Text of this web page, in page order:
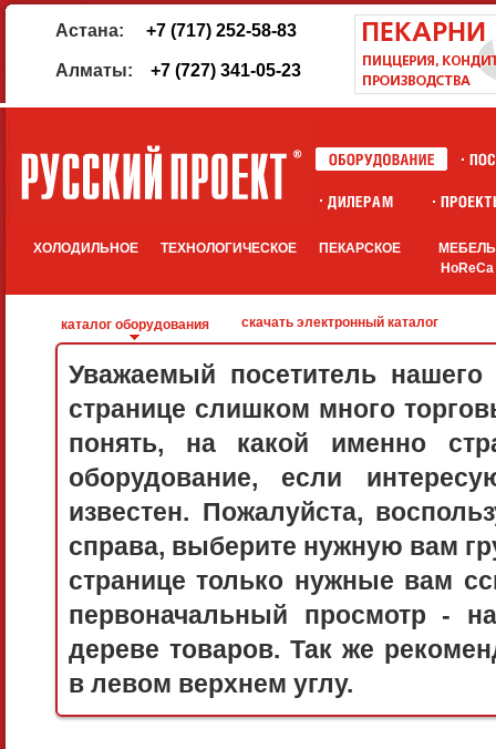
Астана: +7 (717) 252-58-83
Алматы: +7 (727) 341-05-23
ХОЛОДИЛЬНОЕ ТЕХНОЛОГИЧЕСКОЕ ПЕКАРСКОЕ
МЕБЕЛЬ
HoReCa
каталог оборудования скачать электронный каталог
Уважаемый посетитель
странице слишком много
понять, на какой именно
оборудование, если
известен. Пожалуйста,
справа, выберите нужную вам
странице только нужные вам
первоначальный просмотр -
дереве товаров. Так же
в левом верхнем углу.